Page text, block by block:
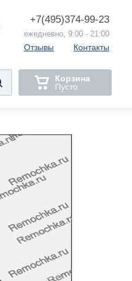
+7(495)374-99-23
ежедневно, 9:00 - 21:00
Отзывы Контакты
Корзина
Пусто